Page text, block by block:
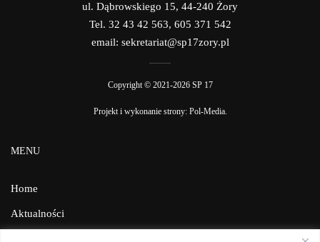
ul. Dąbrowskiego 15, 44-240 Żory
Tel. 32 43 42 563, 605 371 542
email: sekretariat@sp17zory.pl
Copyright © 2021-2026 SP 17
Projekt i wykonanie strony: Pol-Media.
MENU
Home
Aktualności